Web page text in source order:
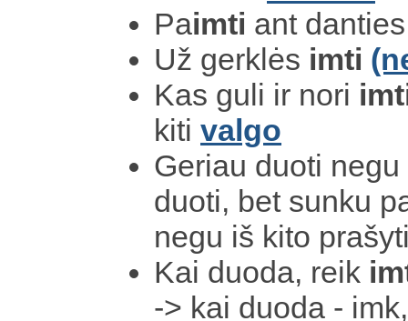
Paimti ant
Už gerklės imti
Kas guli ir nori
kiti valgo
Geriau duoti negu
duoti, bet sunku
negu iš kito
Kai duoda, reik
-> kai duoda -